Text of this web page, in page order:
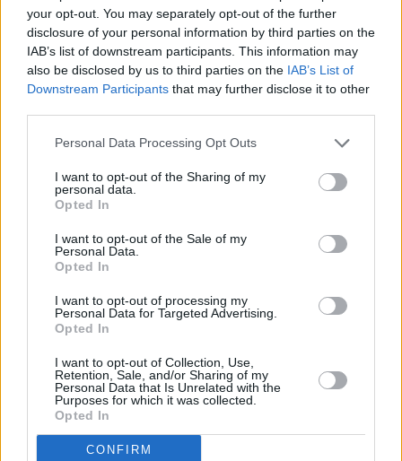
your opt-out. You may separately opt-out of the further
disclosure of your personal information by third parties on the
IAB’s list of downstream participants. This information may
also be disclosed by us to third parties on the IAB’s List of
Downstream Participants that may further disclose it to other
Personal Data Processing Opt Outs
I want to opt-out of the Sharing of my
personal data.
Opted In
I want to opt-out of the Sale of my
Personal Data.
Opted In
I want to opt-out of processing my
Personal Data for Targeted Advertising.
Opted In
I want to opt-out of Collection, Use,
Retention, Sale, and/or Sharing of my
Personal Data that Is Unrelated with the
Purposes for which it was collected.
Opted In
CONFIRM
top business δεη
FacebookTwitter
Fed: Αναζητείται νέος
πρόεδρος - Ο Μπέσεντ
τη λίστα Τραμπ
Η ανάγκη επιτάχυνσης στην
RELATEDPOSTS